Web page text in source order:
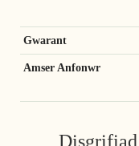
Gwarant
Amser Anfonwr